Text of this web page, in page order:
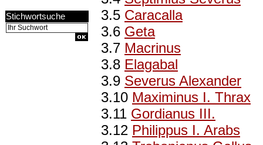
Stichwortsuche
3.5 Caracalla
3.6 Geta
3.7 Macrinus
3.8 Elagabal
3.9 Severus Alexander
3.10 Maximinus I. Thrax
3.11 Gordianus III.
3.12 Philippus I. Arabs